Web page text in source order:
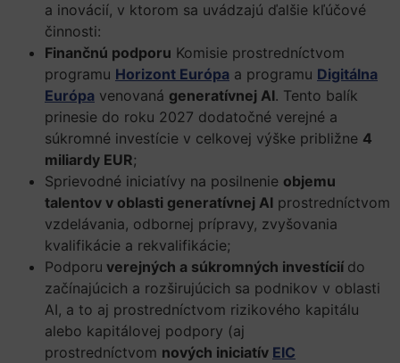
a inovácií, v ktorom sa uvádzajú ďalšie kľúčové
činnosti:
Finančnú podporu Komisie prostredníctvom
programu Horizont Európa a programu Digitálna
Európa venovaná generatívnej AI. Tento balík
prinesie do roku 2027 dodatočné verejné a
súkromné investície v celkovej výške približne 4
miliardy EUR;
Sprievodné iniciatívy na posilnenie objemu
talentov v oblasti generatívnej AI prostredníctvom
vzdelávania, odbornej prípravy, zvyšovania
kvalifikácie a rekvalifikácie;
Podporu verejných a súkromných investícií do
začínajúcich a rozširujúcich sa podnikov v oblasti
AI, a to aj prostredníctvom rizikového kapitálu
alebo kapitálovej podpory (aj
prostredníctvom nových iniciatív EIC